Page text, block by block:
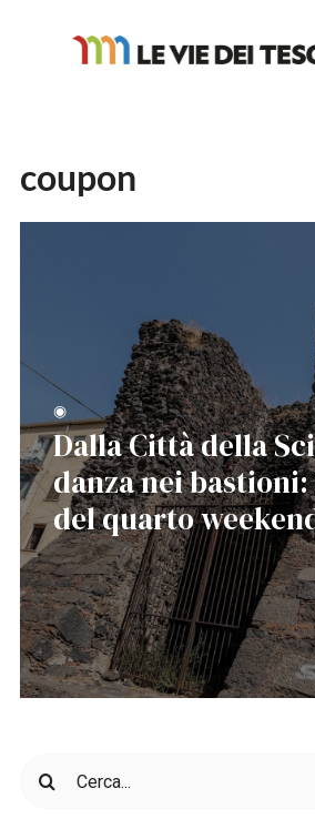
coupon
◉
Dalla Città della
danza nei
del quarto
per: